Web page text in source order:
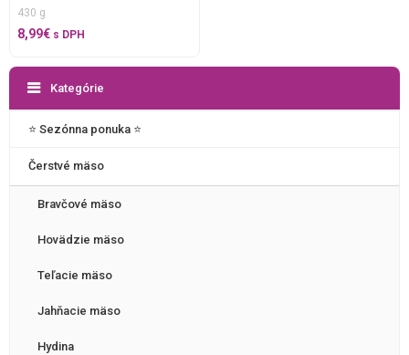
430 g
8,99€ s DPH
Kategórie
⭐️ Sezónna ponuka ⭐️
Čerstvé mäso
Bravčové mäso
Hovädzie mäso
Teľacie mäso
Jahňacie mäso
Hydina